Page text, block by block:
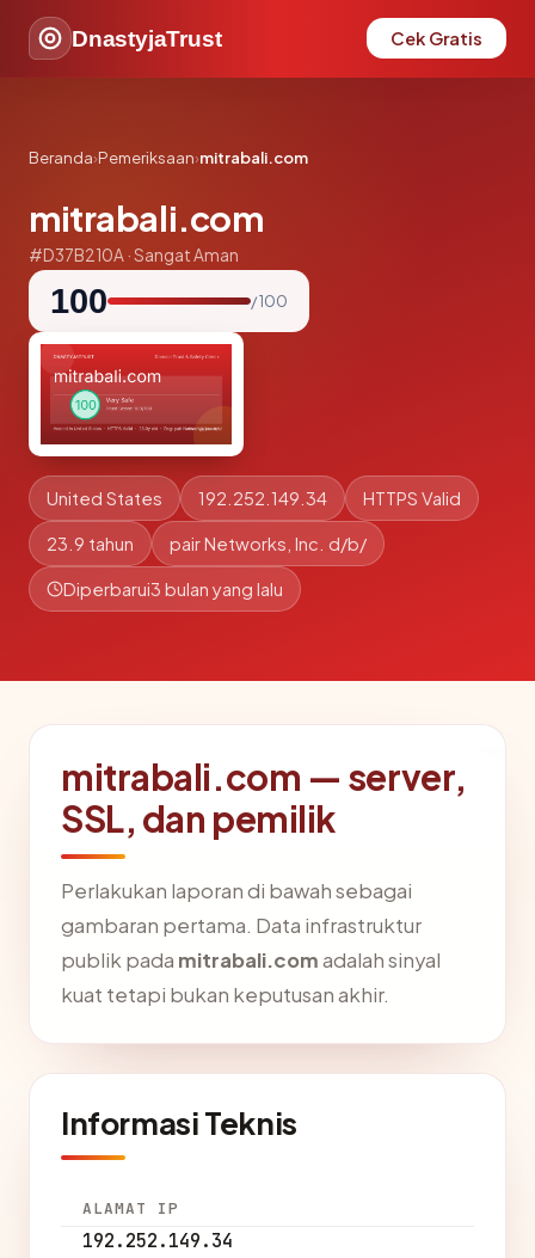
DnastyjaTrust Cek Gratis
Beranda›Pemeriksaan›mitrabali.com
mitrabali.com
#D37B210A · Sangat Aman
100 / 100
United States 192.252.149.34 HTTPS Valid
23.9 tahun pair Networks, Inc. d/b/
Diperbarui3 bulan yang lalu
mitrabali.com — server,
SSL, dan pemilik
Perlakukan laporan di bawah sebagai
gambaran pertama. Data infrastruktur
publik pada mitrabali.comadalah sinyal
kuat tetapi bukan keputusan akhir.
Informasi Teknis
ALAMAT IP
192.252.149.34